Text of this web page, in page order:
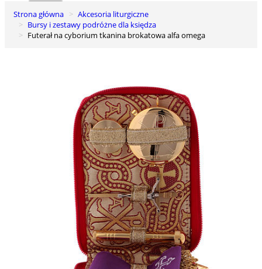
0
Koszyk
Strona główna
Akcesoria liturgiczne
Bursy i zestawy podróżne dla księdza
Futerał na cyborium tkanina brokatowa alfa omega